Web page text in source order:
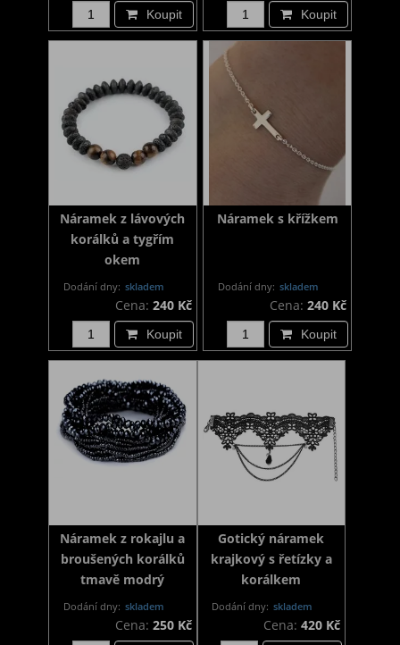
Koupit Koupit
Náramek z lávových
korálků a tygřím
okem
Dodání dny: skladem
Cena: 240 Kč
Koupit
Náramek s křížkem
Dodání dny: skladem
Cena: 240 Kč
Koupit
Náramek z rokajlu a
broušených korálků
tmavě modrý
Dodání dny: skladem
Cena: 250 Kč
Gotický náramek
krajkový s řetízky a
korálkem
Dodání dny: skladem
Cena:420 Kč